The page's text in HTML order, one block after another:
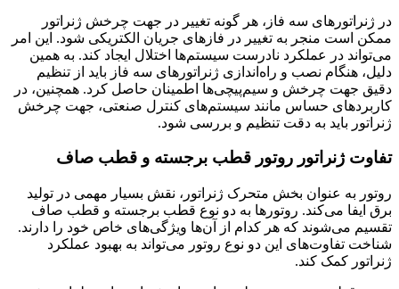
در ژنراتورهای سه فاز، هر گونه تغییر در جهت چرخش ژنراتور
ممکن است منجر به تغییر در فازهای جریان الکتریکی شود. این امر
می‌تواند در عملکرد نادرست سیستم‌ها اختلال ایجاد کند. به همین
دلیل، هنگام نصب و راه‌اندازی ژنراتورهای سه فاز باید از تنظیم
دقیق جهت چرخش و سیم‌پیچی‌ها اطمینان حاصل کرد. همچنین، در
کاربردهای حساس مانند سیستم‌های کنترل صنعتی، جهت چرخش
ژنراتور باید به دقت تنظیم و بررسی شود.
تفاوت ژنراتور روتور قطب برجسته و قطب صاف
روتور به عنوان بخش متحرک ژنراتور، نقش بسیار مهمی در تولید
برق ایفا می‌کند. روتورها به دو نوع قطب برجسته و قطب صاف
تقسیم می‌شوند که هر کدام از آن‌ها ویژگی‌های خاص خود را دارند.
شناخت تفاوت‌های این دو نوع روتور می‌تواند به بهبود عملکرد
ژنراتور کمک کند.